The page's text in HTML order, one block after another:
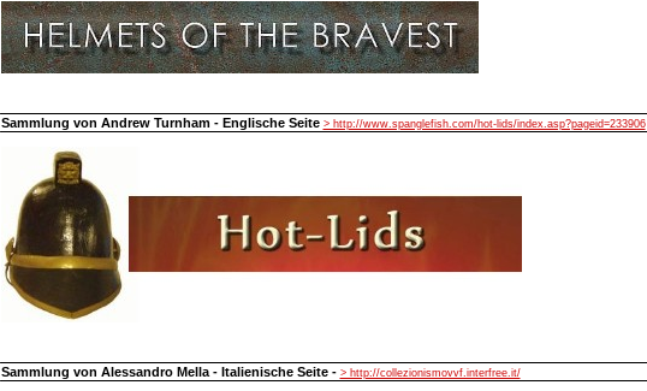
Sammlung von Andrew Turnham - Englische Seite > http://www.spanglefish.com/hot-lids/index.asp?pageid=233906
Sammlung von Alessandro Mella - Italienische Seite - > http://collezionismovvf.interfree.it/